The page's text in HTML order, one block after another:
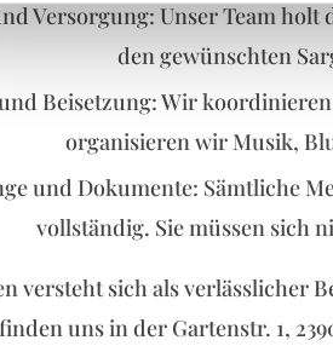
Versorgung: Unser Team
den gewünschten
Beisetzung: Wir
organisieren wir Musik,
und Dokumente: Sämtliche
vollständig. Sie müssen sich
versteht sich als verlässlicher
uns in der Gartenstr. 1,